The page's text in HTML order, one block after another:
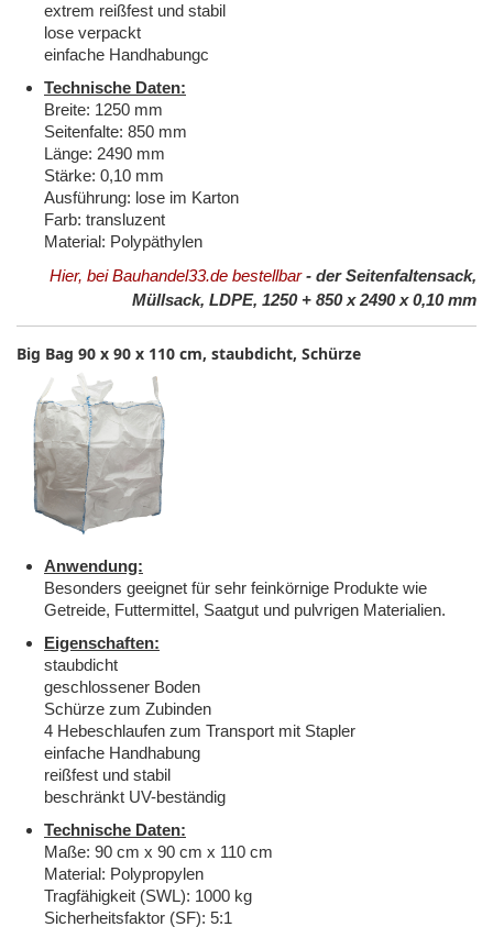
extrem reißfest und stabil
lose verpackt
einfache Handhabungc
Technische Daten:
Breite: 1250 mm
Seitenfalte: 850 mm
Länge: 2490 mm
Stärke: 0,10 mm
Ausführung: lose im Karton
Farb: transluzent
Material: Polypäthylen
Hier, bei Bauhandel33.de bestellbar- der Seitenfaltensack,
Müllsack, LDPE, 1250 + 850 x 2490 x 0,10 mm
Big Bag 90 x 90 x 110 cm, staubdicht, Schürze
Anwendung:
Besonders geeignet für sehr feinkörnige Produkte wie
Getreide, Futtermittel, Saatgut und pulvrigen Materialien.
Eigenschaften:
staubdicht
geschlossener Boden
Schürze zum Zubinden
4 Hebeschlaufen zum Transport mit Stapler
einfache Handhabung
reißfest und stabil
beschränkt UV-beständig
Technische Daten:
Maße: 90 cm x 90 cm x 110 cm
Material: Polypropylen
Tragfähigkeit (SWL): 1000 kg
Sicherheitsfaktor (SF): 5:1